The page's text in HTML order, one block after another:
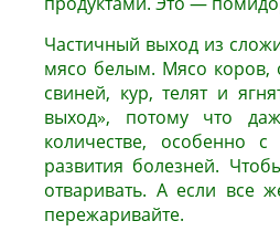
Частичный выход из
мясо белым. Мясо коров,
свиней, кур, телят и
выход», потому что
количестве, особенно
развития болезней.
отваривать. А если все
пережаривайте.